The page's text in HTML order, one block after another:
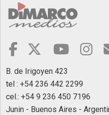
B. de Irigoyen 423
tel : +54 236 442 2299
cel.: +54 9 236 450 7196
Junin - Buenos Aires -